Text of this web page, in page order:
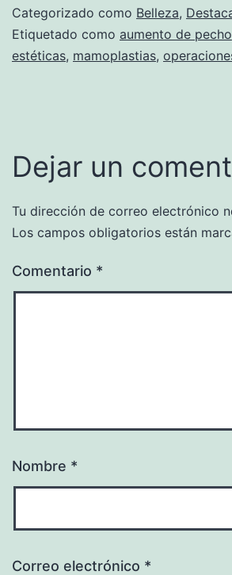
Categorizado como Belleza,
Etiquetado como aumento de pecho
estéticas, mamoplastias,
Dejar un
Tu dirección de correo electrónico
Los campos obligatorios están
Comentario *
Nombre *
Correo electrónico *